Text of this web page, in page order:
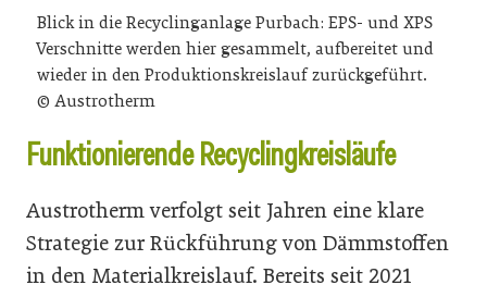
Blick in die Recyclinganlage Purbach: EPS- und XPS
Verschnitte werden hier gesammelt, aufbereitet und
wieder in den Produktionskreislauf zurückgeführt.
© Austrotherm
Funktionierende Recyclingkreisläufe
Austrotherm verfolgt seit Jahren eine klare
Strategie zur Rückführung von Dämmstoffen
in den Materialkreislauf. Bereits seit 2021